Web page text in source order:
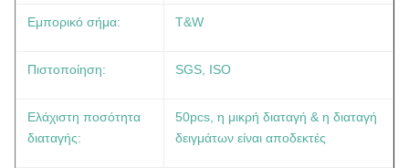
Εμπορικό σήμα: T&W
Πιστοποίηση: SGS, ISO
Ελάχιστη ποσότητα
διαταγής:
50pcs, η μικρή διαταγή & η διαταγή
δειγμάτων είναι αποδεκτές